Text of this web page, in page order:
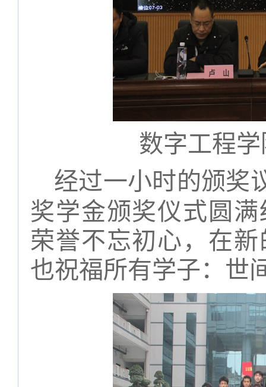
数字工程
经过一小时的颁奖
奖学金颁奖仪式圆
荣誉不忘初心，在
也祝福所有学子：世